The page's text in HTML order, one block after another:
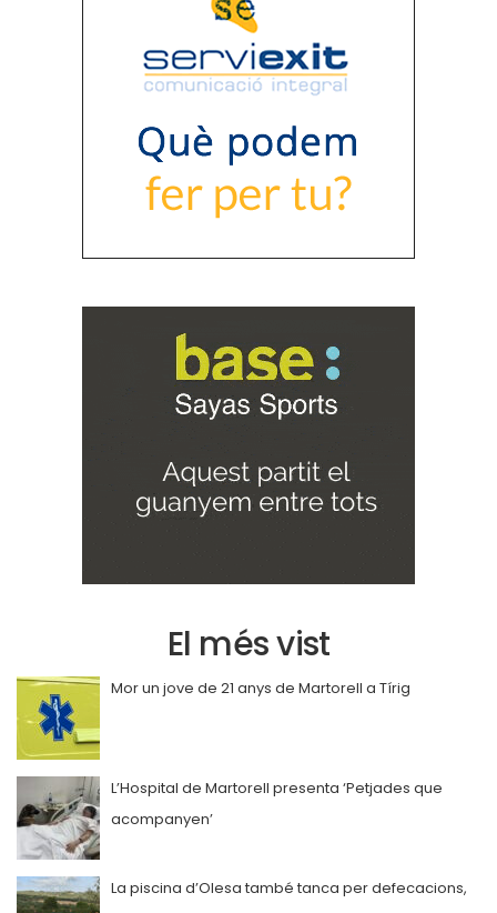
El més vist
Mor un jove de 21 anys de Martorell a Tírig
L’Hospital de Martorell presenta ‘Petjades que
acompanyen’
La piscina d’Olesa també tanca per defecacions,